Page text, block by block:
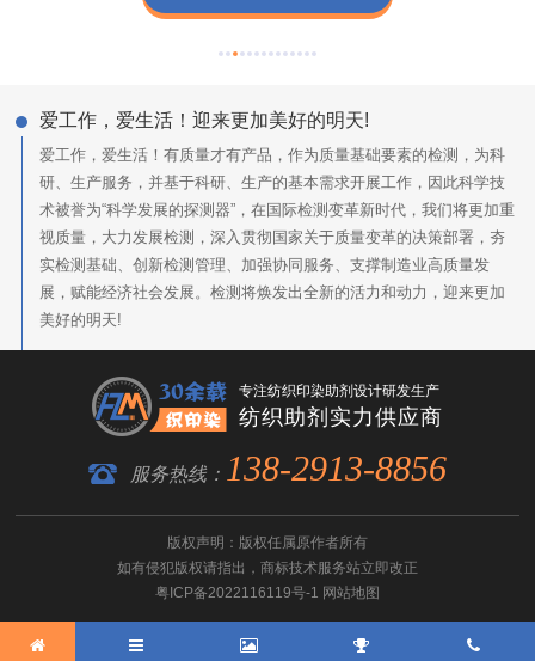
爱工作，爱生活！迎来更加美好的明天!
爱工作，爱生活！有质量才有产品，作为质量基础要素的检测，为科
研、生产服务，并基于科研、生产的基本需求开展工作，因此科学技
术被誉为“科学发展的探测器”，在国际检测变革新时代，我们将更加重
视质量，大力发展检测，深入贯彻国家关于质量变革的决策部署，夯
实检测基础、创新检测管理、加强协同服务、支撑制造业高质量发
展，赋能经济社会发展。检测将焕发出全新的活力和动力，迎来更加
美好的明天!
专注纺织印染助剂设计研发生产
纺织助剂实力供应商
服务热线： 138-2913-8856
版权声明：版权任属原作者所有
如有侵犯版权请指出， 商标技术服务站立即改正
粤ICP备2022116119号-1 网站地图